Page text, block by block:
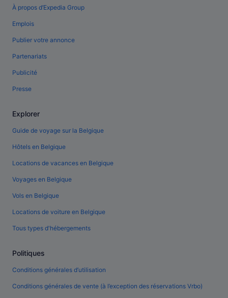
À propos d’Expedia Group
Emplois
Publier votre annonce
Partenariats
Publicité
Presse
Explorer
Guide de voyage sur la Belgique
Hôtels en Belgique
Locations de vacances en Belgique
Voyages en Belgique
Vols en Belgique
Locations de voiture en Belgique
Tous types d'hébergements
Politiques
Conditions générales d’utilisation
Conditions générales de vente (à l’exception des réservations Vrbo)